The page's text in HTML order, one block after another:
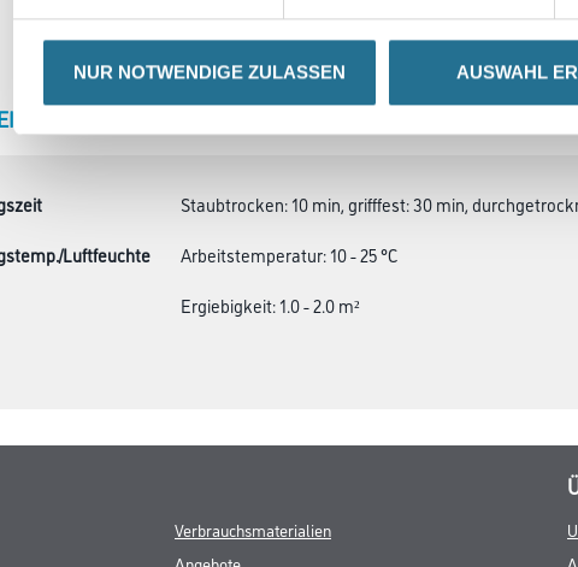
NUR NOTWENDIGE ZULASSEN AUSWAHL
Staubtrocken: 10 min, grifffest: 30 min,
Luftfeuchte
Arbeitstemperatur: 10 - 25 °C
Ergiebigkeit: 1.0 - 2.0 m²
Verbrauchsmaterialien